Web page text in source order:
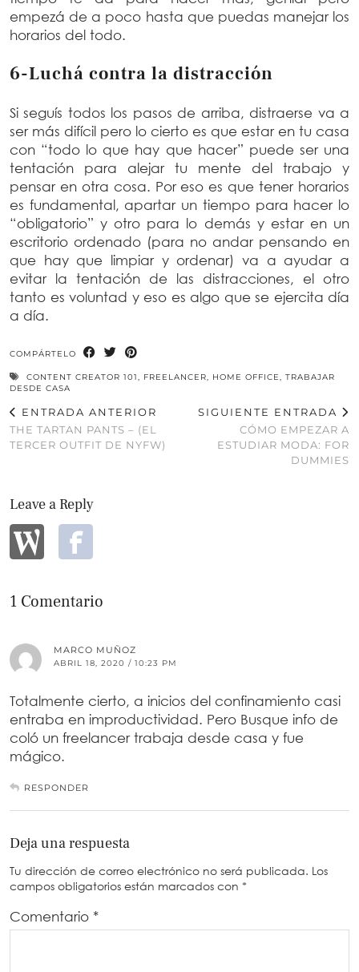
empezá de a poco hasta que puedas manejar los
horarios del todo.
6-Luchá contra la distracción
Si seguís todos los pasos de arriba, distraerse va a
ser más difícil pero lo cierto es que estar en tu casa
con “todo lo que hay que hacer” puede ser una
tentación para alejar tu mente del trabajo y
pensar en otra cosa. Por eso es que tener horarios
es fundamental, apartar un tiempo para hacer lo
“obligatorio” y otro para lo demás y estar en un
escritorio ordenado (para no andar pensando en
que hay que limpiar y ordenar) va a ayudar a
evitar la tentación de las distracciones, el otro
tanto es voluntad y eso es algo que se ejercita día
a día.
COMPÁRTELO
CONTENT CREATOR 101 FREELANCER HOME OFFICE
TRABAJAR
DESDE CASA
ENTRADA ANTERIOR
THE TARTAN PANTS – (EL
TERCER OUTFIT DE NYFW)
SIGUIENTE ENTRADA
CÓMO EMPEZAR A
ESTUDIAR MODA: FOR
DUMMIES
Leave a Reply
1 Comentario
MARCO MUÑOZ
ABRIL 18, 2020 / 10:23 PM
Totalmente cierto, a inicios del confinamiento casi
entraba en improductividad. Pero Busque info de
coló un freelancer trabaja desde casa y fue
mágico.
RESPONDER
Deja una respuesta
Tu dirección de correo electrónico no será publicada. Los
campos obligatorios están marcados con *
Comentario *